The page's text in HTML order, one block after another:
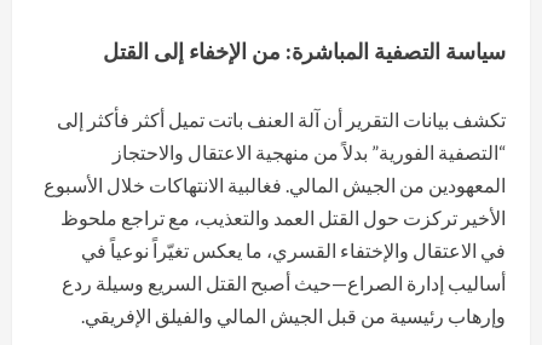
سياسة التصفية المباشرة: من الإخفاء إلى القتل
تكشف بيانات التقرير أن آلة العنف باتت تميل أكثر فأكثر إلى
“التصفية الفورية” بدلاً من منهجية الاعتقال والاحتجاز
المعهودين من الجيش المالي. فغالبية الانتهاكات خلال الأسبوع
الأخير تركزت حول القتل العمد والتعذيب، مع تراجع ملحوظ
في الاعتقال والإختفاء القسري، ما يعكس تغيّراً نوعياً في
أساليب إدارة الصراع—حيث أصبح القتل السريع وسيلة ردع
وإرهاب رئيسية من قبل الجيش المالي والفيلق الإفريقي.